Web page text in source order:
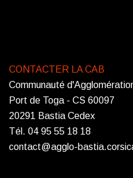
CONTACTER LA CAB
Communauté
Port de Toga - CS 60097
20291 Bastia Cedex
Tél. 04 95 55 18 18
contact@agglo-